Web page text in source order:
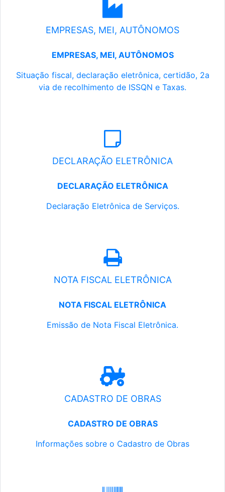
EMPRESAS, MEI, AUTÔNOMOS
EMPRESAS, MEI, AUTÔNOMOS
Situação fiscal, declaração eletrônica, certidão, 2a
via de recolhimento de ISSQN e Taxas.
DECLARAÇÃO ELETRÔNICA
DECLARAÇÃO ELETRÔNICA
Declaração Eletrônica de Serviços.
NOTA FISCAL ELETRÔNICA
NOTA FISCAL ELETRÔNICA
Emissão de Nota Fiscal Eletrônica.
CADASTRO DE OBRAS
CADASTRO DE OBRAS
Informações sobre o Cadastro de Obras